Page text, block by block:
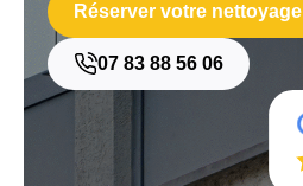
Réserver votre nettoyage
07 83 88 56 06